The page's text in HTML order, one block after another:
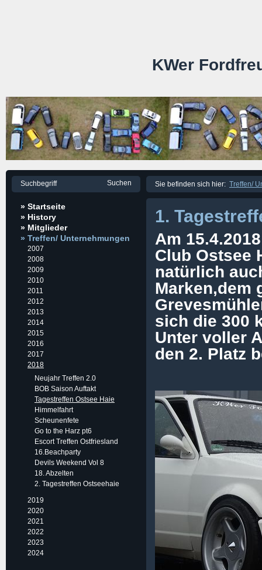
KWer
» Startseite
» History
» Mitglieder
» Treffen/ Unternehmungen
2007
2008
2009
2010
2011
2012
2013
2014
2015
2016
2017
2018
Neujahr Treffen 2.0
BOB Saison Auftakt
Tagestreffen Ostsee Haie
Himmelfahrt
Scheunenfete
Go to the Harz pt6
Escort Treffen Ostfriesland
16.Beachparty
Devils Weekend Vol 8
18. Abzelten
2. Tagestreffen Ostseehaie
2019
2020
2021
2022
2023
2024
Sie befinden sich hier: Treffen/
1.
Am
Club Ostsee
natürlich
Marken,dem
sich die 300
Unter voller
den 2. Platz